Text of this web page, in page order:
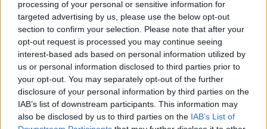
processing of your personal or sensitive information for
targeted advertising by us, please use the below opt-out
section to confirm your selection. Please note that after your
opt-out request is processed you may continue seeing
interest-based ads based on personal information utilized by
us or personal information disclosed to third parties prior to
your opt-out. You may separately opt-out of the further
disclosure of your personal information by third parties on the
IAB’s list of downstream participants. This information may
also be disclosed by us to third parties on the IAB’s List of
Το αλκοόλ είναι η ουσία που καταναλώνεται πιο
συχνά από τους εφήβους, με το 57% των νέων 15
ετών να έχουν πιει τουλάχιστον μία φορά και σχεδόν
τέσσερις στους δέκα να έχουν καταναλώσει αλκοόλ
τις προηγούμενες 30 ημέρες.